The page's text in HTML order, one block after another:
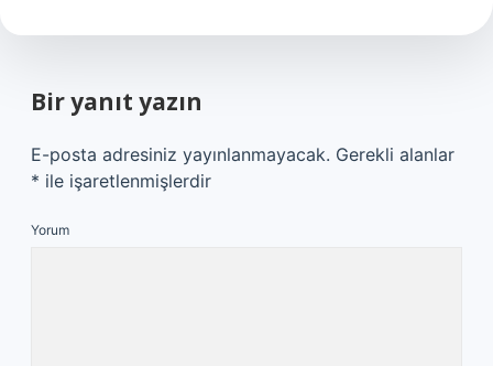
Bir yanıt yazın
E-posta adresiniz yayınlanmayacak. Gerekli alanlar
* ile işaretlenmişlerdir
Yorum